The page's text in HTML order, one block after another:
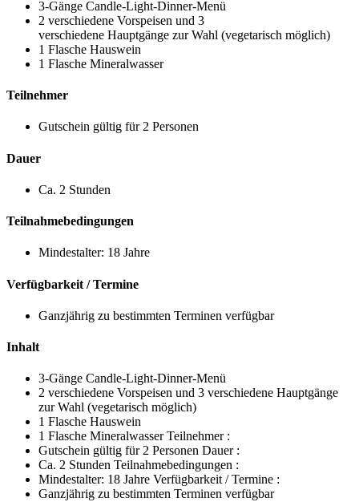
3-Gänge Candle-Light-Dinner-Menü
2 verschiedene Vorspeisen und 3
verschiedene Hauptgänge zur Wahl (vegetarisch möglich)
1 Flasche Hauswein
1 Flasche Mineralwasser
Teilnehmer
Gutschein gültig für 2 Personen
Dauer
Ca. 2 Stunden
Teilnahmebedingungen
Mindestalter: 18 Jahre
Verfügbarkeit / Termine
Ganzjährig zu bestimmten Terminen verfügbar
Inhalt
3-Gänge Candle-Light-Dinner-Menü
2 verschiedene Vorspeisen und 3 verschiedene Hauptgänge
zur Wahl (vegetarisch möglich)
1 Flasche Hauswein
1 Flasche Mineralwasser Teilnehmer :
Gutschein gültig für 2 Personen Dauer :
Ca. 2 Stunden Teilnahmebedingungen :
Mindestalter: 18 Jahre Verfügbarkeit / Termine :
Ganzjährig zu bestimmten Terminen verfügbar